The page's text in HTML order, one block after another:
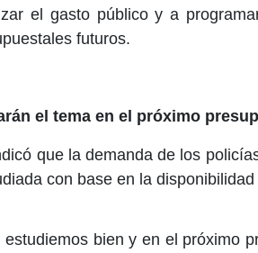
el gasto público y a
futuros.
el tema en el próximo
que la demanda de los
con base en la
estudiemos bien y en el próximo